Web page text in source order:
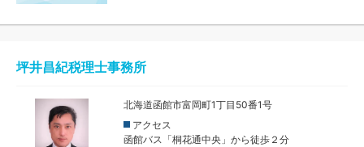
坪井昌紀税理士事務所
北海道函館市富岡町1丁目50番1号
アクセス
函館バス「桐花通中央」から徒歩２分